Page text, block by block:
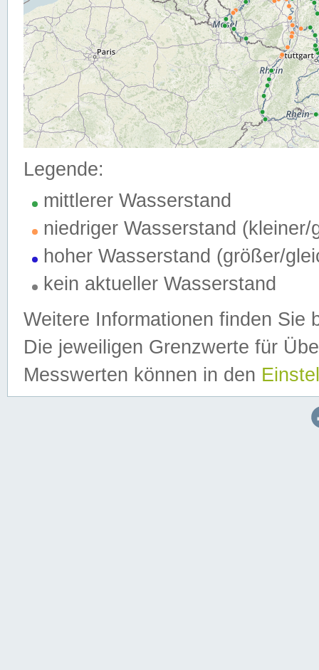
Legende:
mittlerer Wasserstand
niedriger Wasserstand (kleiner/
hoher Wasserstand (größer/
kein aktueller Wasserstand
Weitere Informationen finden Sie
Die jeweiligen Grenzwerte für
Messwerten können in den